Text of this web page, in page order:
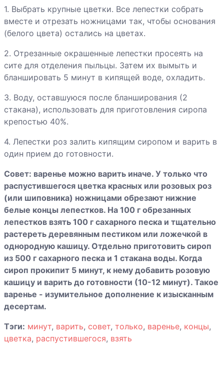
Компот из
клубники
Компот из красной
смородины
Компот из
персиков
Компот из
половинок
Компот из ревеня
Компот из вишни
Консервированная
спаржа
Лимоны с сахаром
1. Выбрать крупные цветки. Все лепестки собрать
вместе и отрезать ножницами так, чтобы основания
(белого цвета) остались на цветах.
2. Отрезанные окрашенные лепестки просеять на
сите для отделения пыльцы. Затем их вымыть и
бланшировать 5 минут в кипящей воде, охладить.
3. Воду, оставшуюся после бланширования (2
стакана), использовать для приготовления сиропа
крепостью 40%.
4. Лепестки роз залить кипящим сиропом и варить в
один прием до готовности.
Совет: варенье можно варить иначе. У только что
распустившегося цветка красных или розовых роз
(или шиповника) ножницами обрезают нижние
белые концы лепестков. На 100 г обрезанных
лепестков взять 100 г сахарного песка и тщательно
растереть деревянным пестиком или ложечкой в
однородную кашицу. Отдельно приготовить сироп
из 500 г сахарного песка и 1 стакана воды. Когда
сироп прокипит 5 минут, к нему добавить розовую
кашицу и варить до готовности (10-12 минут). Такое
варенье - изумительное дополнение к изысканным
десертам.
Тэги: минут, варить, совет, только, варенье, концы,
цветка, распустившегося, взять